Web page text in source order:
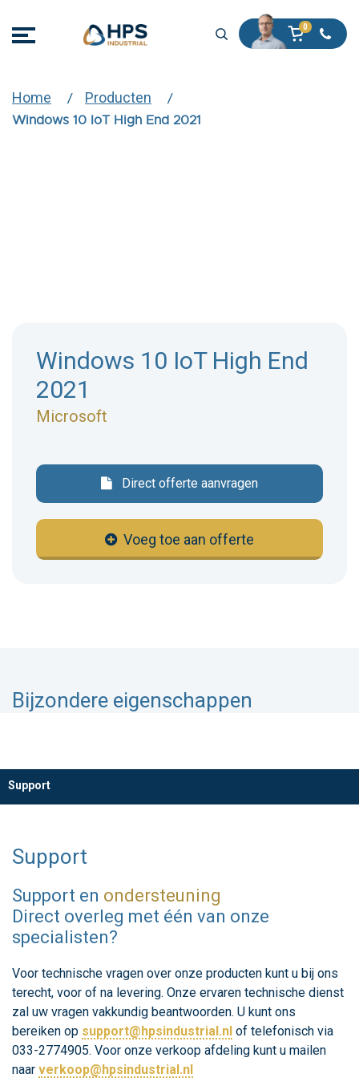
Home Producten
Windows 10 IoT High End 2021
Windows 10 IoT High End
2021
Microsoft
Direct offerte aanvragen
Voeg toe aan offerte
Bijzondere eigenschappen
Support
Support
Support en ondersteuning
Direct overleg met één van onze
specialisten?
Voor technische vragen over onze producten kunt u bij ons
terecht, voor of na levering. Onze ervaren technische dienst
zal uw vragen vakkundig beantwoorden. U kunt ons
bereiken op support@hpsindustrial.nl of telefonisch via
033-2774905. Voor onze verkoop afdeling kunt u mailen
naar verkoop@hpsindustrial.nl